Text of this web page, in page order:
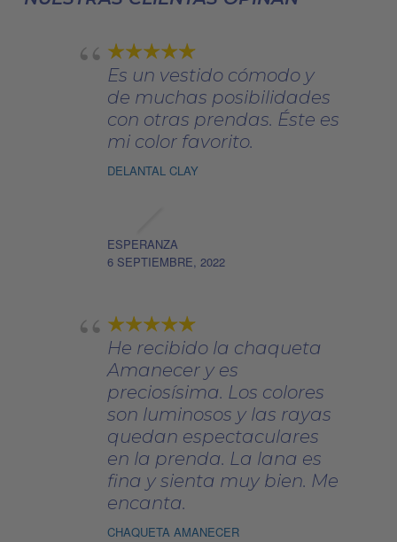
de
producto
Es un vestido cómodo y
de muchas posibilidades
con otras prendas. Éste es
mi color favorito.
DELANTAL CLAY
ESPERANZA
6 SEPTIEMBRE, 2022
He recibido la chaqueta
Amanecer y es
preciosísima. Los colores
son luminosos y las rayas
quedan espectaculares
en la prenda. La lana es
fina y sienta muy bien. Me
encanta.
CHAQUETA AMANECER